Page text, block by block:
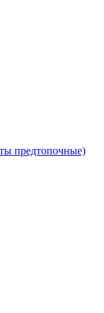
предтопочные)